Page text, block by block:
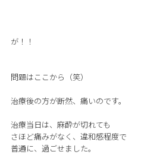
が！！
問題はここから（笑）
治療後の方が断然、痛いのです。
治療当日は、麻酔が切れても
さほど痛みがなく、違和感程度で
普通に、過ごせました。